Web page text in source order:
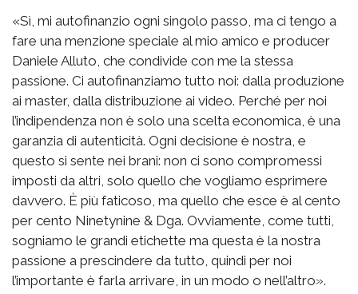
«Sì, mi autofinanzio ogni singolo passo, ma ci tengo a
fare una menzione speciale al mio amico e producer
Daniele Alluto, che condivide con me la stessa
passione. Ci autofinanziamo tutto noi: dalla produzione
ai master, dalla distribuzione ai video. Perché per noi
l’indipendenza non è solo una scelta economica, è una
garanzia di autenticità. Ogni decisione è nostra, e
questo si sente nei brani: non ci sono compromessi
imposti da altri, solo quello che vogliamo esprimere
davvero. È più faticoso, ma quello che esce è al cento
per cento Ninetynine & Dga. Ovviamente, come tutti,
sogniamo le grandi etichette ma questa è la nostra
passione a prescindere da tutto, quindi per noi
l’importante è farla arrivare, in un modo o nell’altro».